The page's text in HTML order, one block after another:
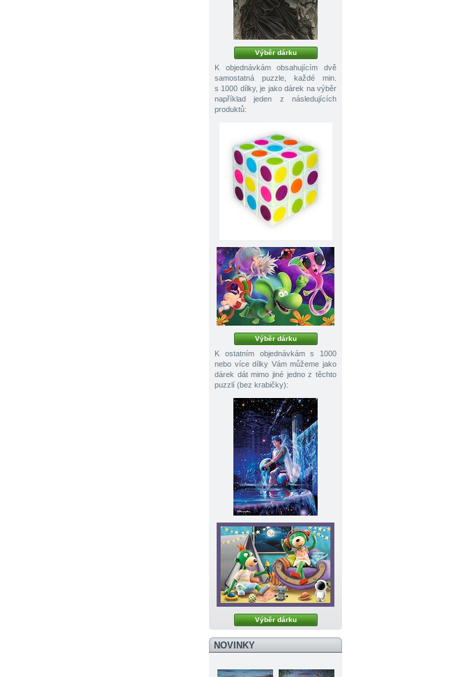
Výběr dárku
K objednávkám obsahujícím dvě
samostatná puzzle, každé min.
s 1000 dílky, je jako dárek na výběr
například jeden z následujících
produktů:
Výběr dárku
K ostatním objednávkám s 1000
nebo více dílky Vám můžeme jako
dárek dát mimo jiné jedno z těchto
puzzlí (bez krabičky):
Výběr dárku
NOVINKY